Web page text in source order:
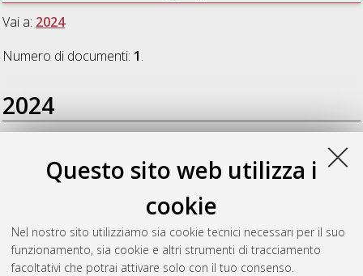
Questo sito web utilizza i
cookie
Nel nostro sito utilizziamo sia cookie tecnici necessari per il suo
funzionamento, sia cookie e altri strumenti di tracciamento
facoltativi che potrai attivare solo con il tuo consenso.
Vai a: 2024
Numero di documenti: 1.
2024
A prospective study on the early
evaluation of response to androgen receptor-targeted agents
with 11C-Choline, 68Ga-PSMA and 18F-FACBC PET in metastatic
castration-resistant prostate cancer: a single center experience.
[Dissertation thesis], Alma Mater Studiorum Università di
Bologna. Dottorato di ricerca inOncologia, ematologia e
patologia, 36 Ciclo. DOI 10.48676/unibo/amsdottorato/11365.